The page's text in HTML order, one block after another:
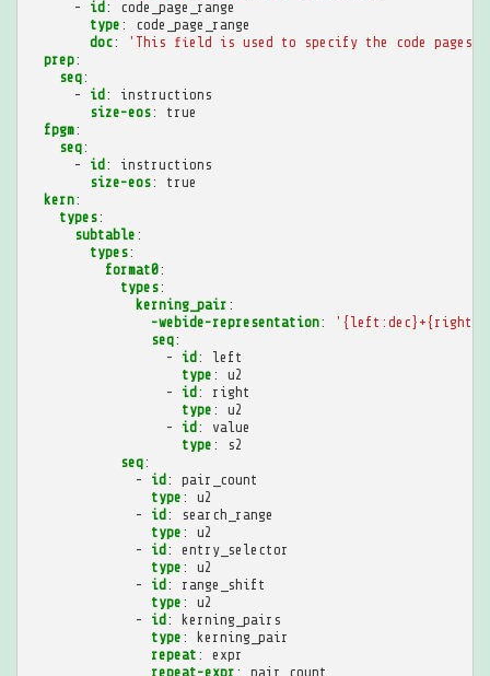
-
id :
code_page_range
type :
code_page_range
doc: 'This field is used to specify the code pages
prep:
seq:
-
id :
instructions
size-eos:
true
fpgm:
seq:
-
id :
instructions
size-eos:
true
kern:
types:
subtable :
types:
format0:
types:
kerning_pair :
-webide-representation:
seq:
-
id :
left
type :
u2
-
id :
right
type :
u2
-
id :
value
type :
s2
seq:
-
id :
pair_count
type :
u2
-
id :
search_range
type :
u2
-
id :
entry_selector
type :
u2
-
id :
range_shift
type :
u2
-
id :
kerning_pairs
type :
kerning_pair
repeat :
expr
repeat-expr : pair_count